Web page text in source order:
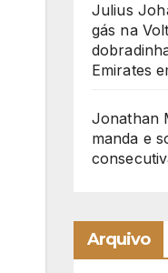
Julius
gás na
Emirates
Jonathan
manda e
Arquivo